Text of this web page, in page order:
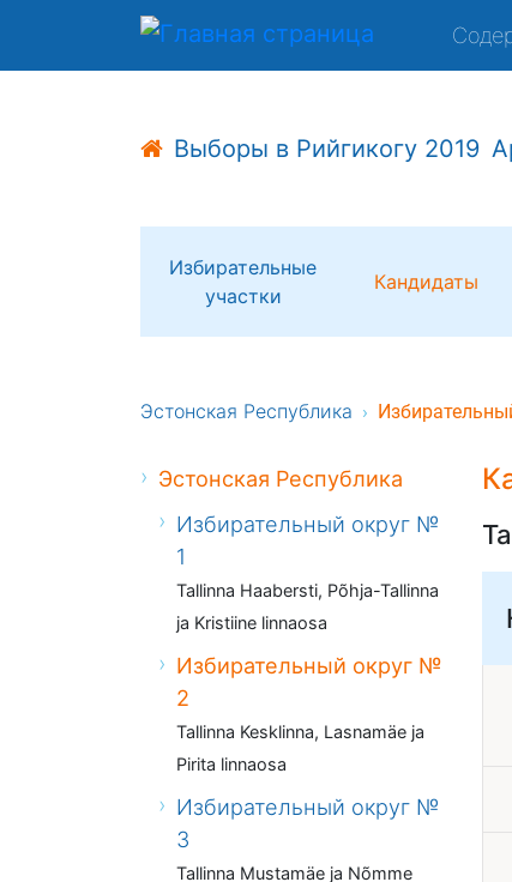
Выборы в Рийгикогу 2019
Избирательные
участки
Кандидаты
Эстонская Республика
Эстонская Республика
Избирательный округ №
1
Tallinna Haabersti, Põhja-Tallinna
ja Kristiine linnaosa
Избирательный округ №
2
Tallinna Kesklinna, Lasnamäe ja
Pirita linnaosa
Избирательный округ №
3
Tallinna Mustamäe ja Nõmme